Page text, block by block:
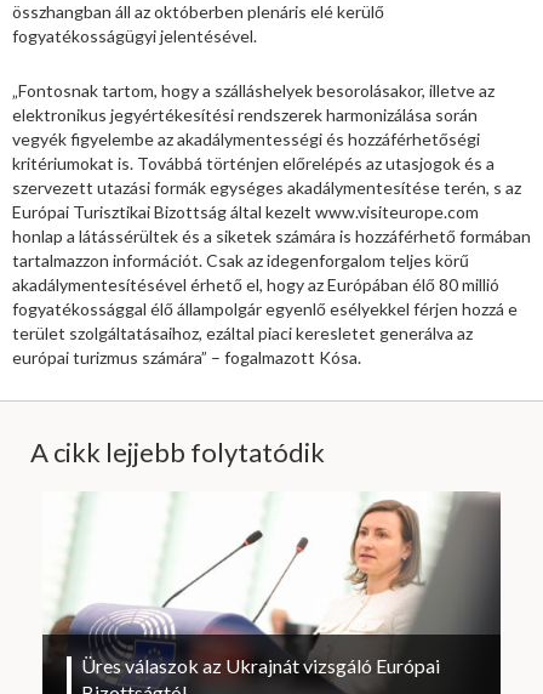
összhangban áll az októberben plenáris elé kerülő
fogyatékosságügyi jelentésével.
„Fontosnak tartom, hogy a szálláshelyek besorolásakor, illetve az
elektronikus jegyértékesítési rendszerek harmonizálása során
vegyék figyelembe az akadálymentességi és hozzáférhetőségi
kritériumokat is. Továbbá történjen előrelépés az utasjogok és a
szervezett utazási formák egységes akadálymentesítése terén, s az
Európai Turisztikai Bizottság által kezelt www.visiteurope.com
honlap a látássérültek és a siketek számára is hozzáférhető formában
tartalmazzon információt. Csak az idegenforgalom teljes körű
akadálymentesítésével érhető el, hogy az Európában élő 80 millió
fogyatékossággal élő állampolgár egyenlő esélyekkel férjen hozzá e
terület szolgáltatásaihoz, ezáltal piaci keresletet generálva az
európai turizmus számára” – fogalmazott Kósa.
A cikk lejjebb folytatódik
Üres válaszok az Ukrajnát vizsgáló Európai